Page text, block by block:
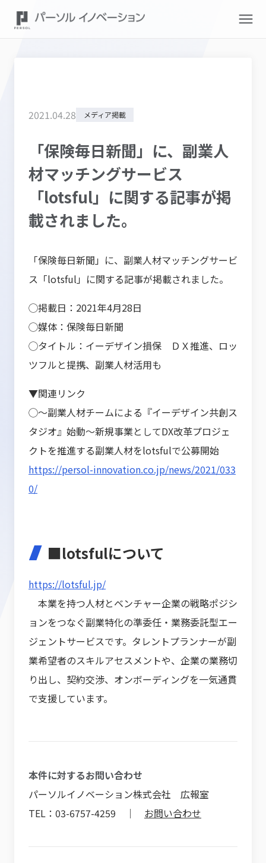
2021.04.28 メディア掲載
「保険毎日新聞」に、副業人
材マッチングサービス
「lotsful」に関する記事が掲
載されました。
「保険毎日新聞 」に、副業人材マッチングサービ
ス「lotsful」に関する記事が掲載されました。
◯掲載日：2021年4月28日
◯媒体： 保険毎日新聞
◯タイトル： イーデザイン損保 ＤＸ推進、ロッ
ツフルと提携、副業人材活用も
▼関連リンク
◯～副業人材チームによる『イーデザイン共創ス
タジオ』始動～新規事業としてDX改革プロジェ
クトを推進する副業人材をlotsfulで公募開始
https://persol-innovation.co.jp/news/2021/033
0/
■lotsfulについて
https://lotsful.jp/
本業を持つ人材とベンチャー企業の戦略ポジシ
ョンをつなぐ副業特化の準委任・業務委託型エー
ジェントサービスです。タレントプランナーが副
業希望者のスキルアセスメントや、企業の業務切
り出し、契約交渉、オンボーディングを一気通貫
で支援しています。
本件に対するお問い合わせ
パーソルイノベーション株式会社 広報室
TEL：03-6757-4259 ｜ お問い合わせ